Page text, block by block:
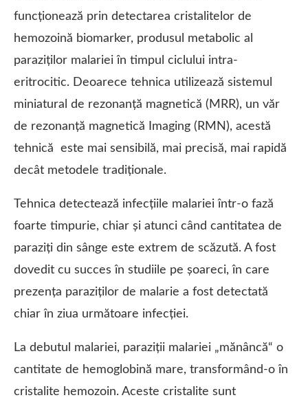
funcționează prin detectarea cristalitelor de
hemozoină biomarker, produsul metabolic al
paraziților malariei în timpul ciclului intra-
eritrocitic. Deoarece tehnica utilizează sistemul
miniatural de rezonanță magnetică (MRR), un văr
de rezonanță magnetică Imaging (RMN), acestă
tehnică este mai sensibilă, mai precisă, mai rapidă
decât metodele tradiționale.
Tehnica detectează infecțiile malariei într-o fază
foarte timpurie, chiar și atunci când cantitatea de
paraziți din sânge este extrem de scăzută. A fost
dovedit cu succes în studiile pe șoareci, în care
prezența paraziților de malarie a fost detectată
chiar în ziua următoare infecției.
La debutul malariei, paraziții malariei „mănâncă“ o
cantitate de hemoglobină mare, transformând-o în
cristalite hemozoin. Aceste cristalite sunt